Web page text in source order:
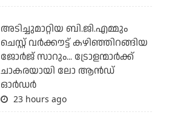
അടിച്ചുമാറ്റിയ ബി.ജി.എമ്മും
ചെസ്റ്റ് വര്‍ക്കൗട്ട് കഴിഞ്ഞിറങ്ങിയ
ജോര്‍ജ് സാറും... ട്രോളന്മാര്‍ക്ക്
ചാകരയായി ലോ ആന്‍ഡ്
ഓര്‍ഡര്‍
23 hours ago